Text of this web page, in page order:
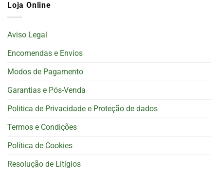
Loja Online
Aviso Legal
Encomendas e Envios
Modos de Pagamento
Garantias e Pós-Venda
Politica de Privacidade e Proteção de dados
Termos e Condições
Política de Cookies
Resolução de Litígios